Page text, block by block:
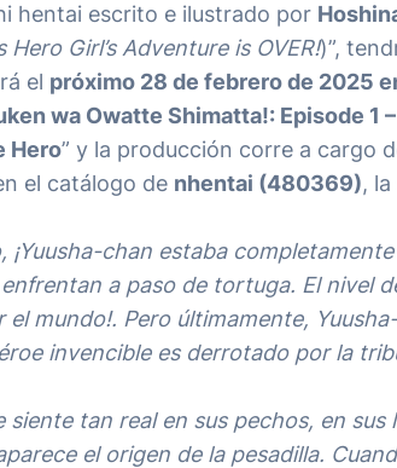
hentai escrito e ilustrado por
Hero Girl’s Adventure is OVER!)”,
el próximo 28 de febrero de 2025
wa Owatte Shimatta!: Episode 1
Hero” y la producción corre a cargo
el catálogo de nhentai (480369),
chan estaba
a paso de tortuga. El nivel
mundo!. Pero últimamente,
invencible es derrotado por la
tan real en sus pechos, en sus
el origen de la pesadilla.